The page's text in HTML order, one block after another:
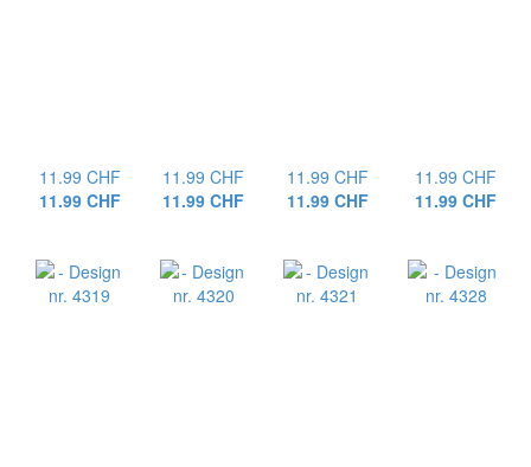
11.99 CHF
11.99 CHF
11.99 CHF
11.99 CHF
11.99 CHF
11.99 CHF
11.99 CHF
11.99 CHF